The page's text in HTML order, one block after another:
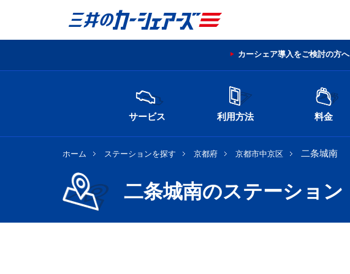
カーシェア導入をご検討の方へ
サービス 利用方法 料金
ホーム ステーションを探す 京都府 京都市中京区 二条城南
二条城南のステーション